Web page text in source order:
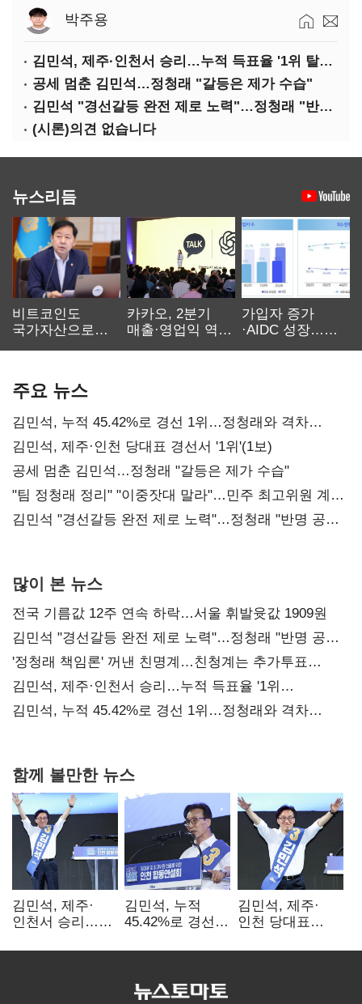
박주용
김민석, 제주·인천서 승리…누적 득표율 '1위 탈환'(종합)
공세 멈춘 김민석…정청래 "갈등은 제가 수습"
김민석 "경선갈등 완전 제로 노력"…정청래 "반명 공세 사과부터"
(시론)의견 없습니다
뉴스리듬
비트코인도
국가자산으로…'
카카오, 2분기
매출·영업익 역대
가입자 증가
·AIDC 성장…
주요 뉴스
김민석, 누적 45.42%로 경선 1위…정청래와 격차
0.86%p(2보)
김민석, 제주·인천 당대표 경선서 '1위'(1보)
공세 멈춘 김민석…정청래 "갈등은 제가 수습"
"팀 정청래 정리" "이중잣대 말라"…민주 최고위원 계파
다툼 격화
김민석 "경선갈등 완전 제로 노력"…정청래 "반명 공세
많이 본 뉴스
전국 기름값 12주 연속 하락…서울 휘발윳값 1909원
김민석 "경선갈등 완전 제로 노력"…정청래 "반명 공세
사과부터"
'정청래 책임론' 꺼낸 친명계…친청계는 추가투표
때리기
김민석, 제주·인천서 승리…누적 득표율 '1위
탈환'(종합)
김민석, 누적 45.42%로 경선 1위…정청래와 격차
함께 볼만한 뉴스
김민석, 제주·
인천서 승리…
탈환'(종합)
김민석, 누적
45.42%로 경선
격차
김민석, 제주·
인천 당대표